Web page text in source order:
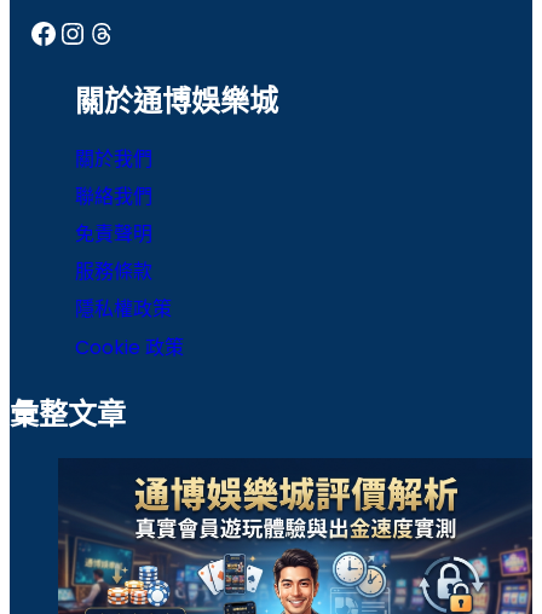
運彩報馬仔
Facebook Instagram Threads
關於通博娛樂城
關於我們
聯絡我們
免責聲明
服務條款
隱私權政策
Cookie 政策
彙整文章